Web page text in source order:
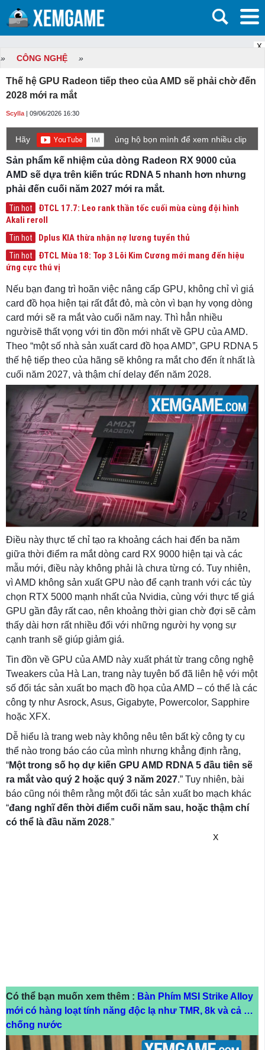
X
» CÔNG NGHỆ »
Thế hệ GPU Radeon tiếp theo của AMD sẽ phải chờ đến
2028 mới ra mắt
Scylla | 09/06/2026 16:30
Hãy
ủng hộ bọn mình để xem nhiều clip
game mới hơn nhé!
Sản phẩm kế nhiệm của dòng Radeon RX 9000 của
AMD sẽ dựa trên kiến ​​trúc RDNA 5 nhanh hơn nhưng
phải đến cuối năm 2027 mới ra mắt.
Tin hot
ĐTCL 17.7: Leo rank thần tốc cuối mùa cùng đội hình
Akali reroll
Tin hot Dplus KIA thừa nhận nợ lương tuyển thủ
Tin hot
ĐTCL Mùa 18: Top 3 Lõi Kim Cương mới mang đến hiệu
ứng cực thú vị
Nếu bạn đang trì hoãn việc nâng cấp GPU, không chỉ vì giá
card đồ họa hiện tại rất đắt đỏ, mà còn vì bạn hy vọng dòng
card mới sẽ ra mắt vào cuối năm nay. Thì hẳn nhiều
ngườisẽ thất vọng với tin đồn mới nhất về GPU của AMD.
Theo “một số nhà sản xuất card đồ họa AMD”, GPU RDNA 5
thế hệ tiếp theo của hãng sẽ không ra mắt cho đến ít nhất là
cuối năm 2027, và thậm chí delay đến năm 2028.
Điều này thực tế chỉ tạo ra khoảng cách hai đến ba năm
giữa thời điểm ra mắt dòng card RX 9000 hiện tại và các
mẫu mới, điều này không phải là chưa từng có. Tuy nhiên,
vì AMD không sản xuất GPU nào để cạnh tranh với các tùy
chọn RTX 5000 mạnh nhất của Nvidia, cùng với thực tế giá
GPU gần đây rất cao, nên khoảng thời gian chờ đợi sẽ cảm
thấy dài hơn rất nhiều đối với những người hy vọng sự
cạnh tranh sẽ giúp giảm giá.
Tin đồn về GPU của AMD này xuất phát từ trang công nghệ
Tweakers của Hà Lan, trang này tuyên bố đã liên hệ với một
số đối tác sản xuất bo mạch đồ họa của AMD – có thể là các
công ty như Asrock, Asus, Gigabyte, Powercolor, Sapphire
hoặc XFX.
Dễ hiểu là trang web này không nêu tên bất kỳ công ty cụ
thể nào trong báo cáo của mình nhưng khẳng định rằng,
“Một trong số họ dự kiến ​​GPU AMD RDNA 5 đầu tiên sẽ
ra mắt vào quý 2 hoặc quý 3 năm 2027.” Tuy nhiên, bài
báo cũng nói thêm rằng một đối tác sản xuất bo mạch khác
“đang nghĩ đến thời điểm cuối năm sau, hoặc thậm chí
có thể là đầu năm 2028.”
X
Có thể bạn muốn xem thêm : Bàn Phím MSI Strike Alloy
mới có hàng loạt tính năng độc lạ như TMR, 8k và cả …
chống nước